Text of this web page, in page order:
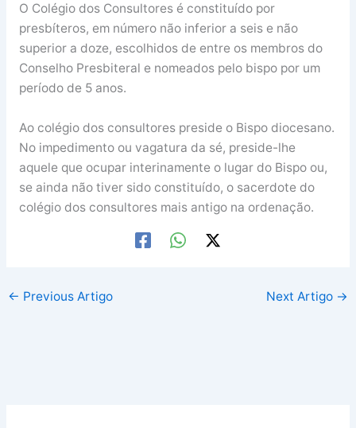
O Colégio dos Consultores é constituído por
presbíteros, em número não inferior a seis e não
superior a doze, escolhidos de entre os membros do
Conselho Presbiteral e nomeados pelo bispo por um
período de 5 anos.
Ao colégio dos consultores preside o Bispo diocesano.
No impedimento ou vagatura da sé, preside-lhe
aquele que ocupar interinamente o lugar do Bispo ou,
se ainda não tiver sido constituído, o sacerdote do
colégio dos consultores mais antigo na ordenação.
← Previous Artigo Next Artigo →